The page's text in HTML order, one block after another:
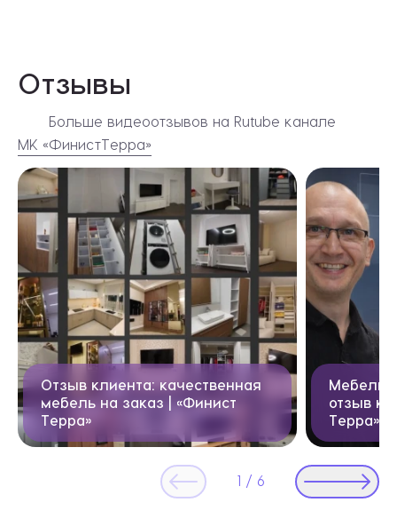
Отзывы
Больше видеоотзывов на Rutube канале
МК «ФинистТерра»
Видеоотзывы
Отзыв клиента: качественная
мебель на заказ | «Финист
Терра»
Мебель
отзыв
Терра»
1 / 6